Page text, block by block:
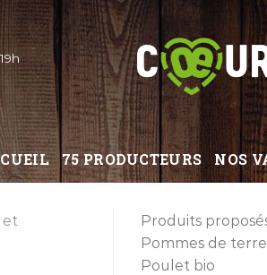
75 PRODUCTEURS NOS
et
Produits
Pommes de
Poulet bio